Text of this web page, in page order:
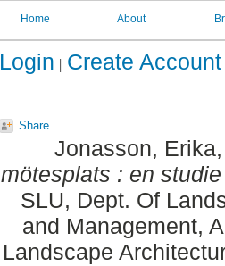
Home About
Login Create Account
Share
Jonasson, Erika
mötesplats : en
SLU, Dept. Of
and Management,
Landscape